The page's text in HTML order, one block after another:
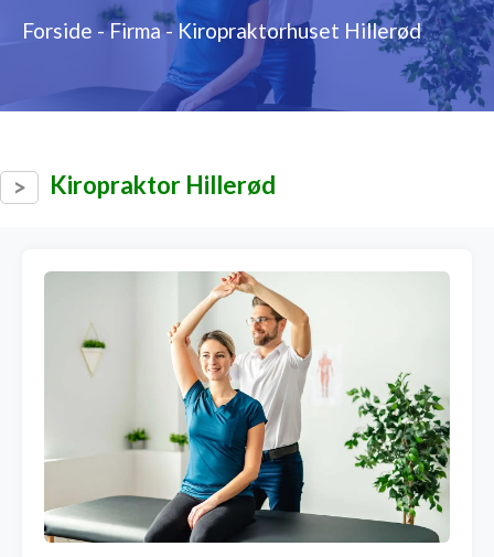
Forside -Firma-Kiropraktorhuset Hillerød
Kiropraktor Hillerød